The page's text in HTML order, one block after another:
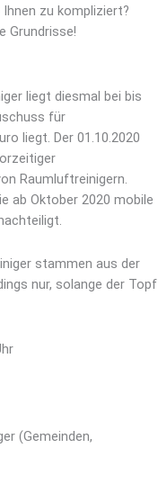
Ihnen zu kompliziert?
Grundrisse!
liegt diesmal bei bis
für
liegt. Der 01.10.2020
Raumluftreinigern.
ab Oktober 2020 mobile
stammen aus der
nur, solange der Topf
(Gemeinden,